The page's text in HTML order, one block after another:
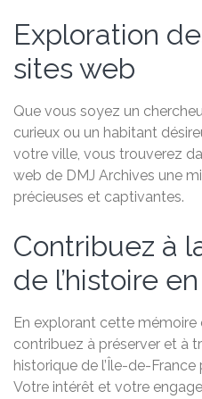
Exploration
sites web
Que vous soyez un
curieux ou un habitant
votre ville, vous trouverez
web de DMJ Archives une
précieuses et captivantes.
Contribuez à
de l’histoire
En explorant cette
contribuez à préserver et à
historique de l’Île-de-
Votre intérêt et votre